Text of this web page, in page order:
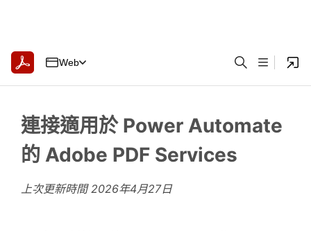
Web
連接適用於 Power Automate
的 Adobe PDF Services
上次更新時間2026年4月27日